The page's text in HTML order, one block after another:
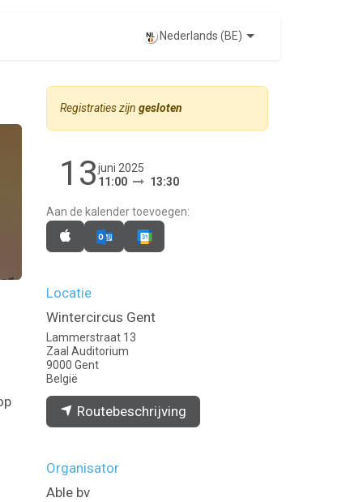
Nederlands (BE)
Registraties zijn gesloten
13juni 2025
11:00
13:30
Aan de kalender toevoegen:
Locatie
Wintercircus Gent
Lammerstraat 13
Zaal Auditorium
9000 Gent
België
Routebeschrijving
Organisator
Able bv